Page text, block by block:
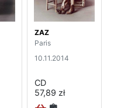
ZAZ
Paris
10.11.2014
CD
57,89 zł